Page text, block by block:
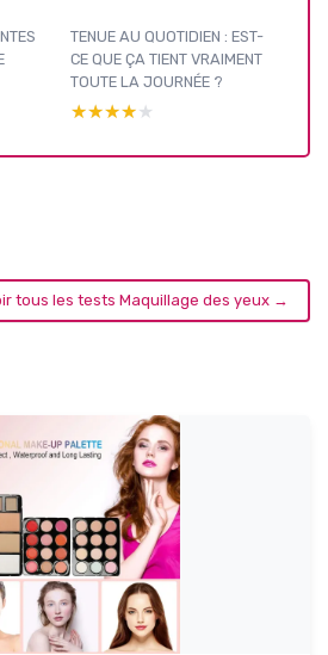
TENUE AU QUOTIDIEN : EST-
CE QUE ÇA TIENT VRAIMENT
TOUTE LA JOURNÉE ?
★★★★★
★★★★★
tous les tests Maquillage des yeux →